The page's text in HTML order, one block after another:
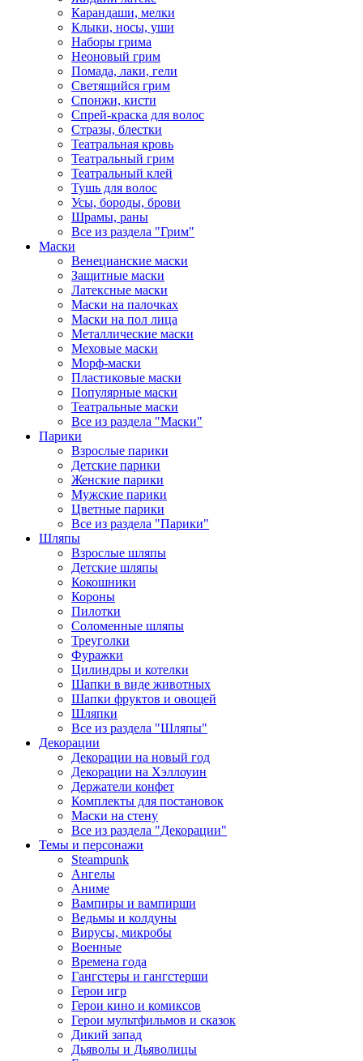
Карандаши, мелки
Клыки, носы, уши
Наборы грима
Неоновый грим
Помада, лаки, гели
Светящийся грим
Спонжи, кисти
Спрей-краска для волос
Стразы, блестки
Театральная кровь
Театральный грим
Театральный клей
Тушь для волос
Усы, бороды, брови
Шрамы, раны
Все из раздела "Грим"
Маски
Венецианские маски
Защитные маски
Латексные маски
Маски на палочках
Маски на пол лица
Металлические маски
Меховые маски
Морф-маски
Пластиковые маски
Популярные маски
Театральные маски
Все из раздела "Маски"
Парики
Взрослые парики
Детские парики
Женские парики
Мужские парики
Цветные парики
Все из раздела "Парики"
Шляпы
Взрослые шляпы
Детские шляпы
Кокошники
Короны
Пилотки
Соломенные шляпы
Треуголки
Фуражки
Цилиндры и котелки
Шапки в виде животных
Шапки фруктов и овощей
Шляпки
Все из раздела "Шляпы"
Декорации
Декорации на новый год
Декорации на Хэллоуин
Держатели конфет
Комплекты для постановок
Маски на стену
Все из раздела "Декорации"
Темы и персонажи
Steampunk
Ангелы
Аниме
Вампиры и вампирши
Ведьмы и колдуны
Вирусы, микробы
Военные
Времена года
Гангстеры и гангстерши
Герои игр
Герои кино и комиксов
Герои мультфильмов и сказок
Дикий запад
Дьяволы и Дьяволицы